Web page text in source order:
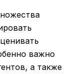
важно
а также